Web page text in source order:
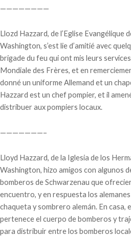
————————
Llozd Hazzard, de l’Eglise Evangélique
Washington, s’est lie d’amitié avec
brigade du feu qui ont mis leurs
Mondiale des Frères, et en
donné un uniforme Allemand et un
Hazzard est un chef pompier, et il
distribuer aux pompiers locaux.
———————–
Lloyd Hazzard, de la Iglesia de los
Washington, hizo amigos con algunos
bomberos de Schwarzenau que
encuentro, y en respuesta los
chaqueta y sombrero alemán. En casa,
pertenece el cuerpo de bomberos y
para distribuir entre los bomberos